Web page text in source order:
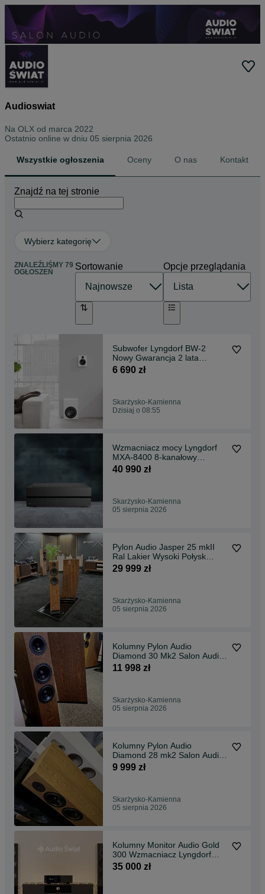
Audioswiat
Na OLX od marca 2022
Ostatnio online w dniu 05 sierpnia 2026
Wszystkie ogłoszenia Oceny O nas Kontakt
Znajdź na tej stronie
Wybierz kategorię
ZNALEŹLIŚMY 79
OGŁOSZEŃ
Sortowanie Opcje przeglądania
Subwofer Lyngdorf BW-2
Nowy Gwarancja 2 lata
Czarny Mat oraz Biały Mat
6 690 zł
Skarżysko-Kamienna
Dzisiaj o 08:55
Wzmacniacz mocy Lyngdorf
MXA-8400 8-kanałowy
Gwarancja 2 lata Nowy
40 990 zł
Skarżysko-Kamienna
05 sierpnia 2026
Pylon Audio Jasper 25 mkII
Ral Lakier Wysoki Połysk
Kolumny Podłogowe
29 999 zł
Skarżysko-Kamienna
05 sierpnia 2026
Kolumny Pylon Audio
Diamond 30 Mk2 Salon Audio
Swiat
11 998 zł
Skarżysko-Kamienna
05 sierpnia 2026
Kolumny Pylon Audio
Diamond 28 mk2 Salon Audio
Swiat
9 999 zł
Skarżysko-Kamienna
05 sierpnia 2026
Kolumny Monitor Audio Gold
300 Wzmacniacz Lyngdorf
TDAI-2210 Zestaw
35 000 zł